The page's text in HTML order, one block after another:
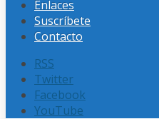
Enlaces
Suscríbete
Contacto
RSS
Twitter
Facebook
YouTube